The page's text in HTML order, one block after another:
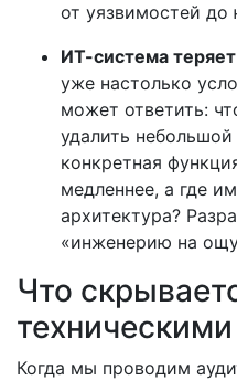
от уязвимостей до
ИТ-система
уже настолько
может ответить:
удалить
конкретная
медленнее, а где
архитектура?
«инженерию на
Что
Когда мы проводим